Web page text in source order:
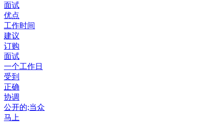
面试
优点
工作时间
建议
订购
面试
一个工作日
受到
正确
协调
公开的;当众
马上